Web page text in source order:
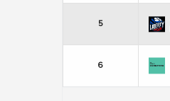
5
6